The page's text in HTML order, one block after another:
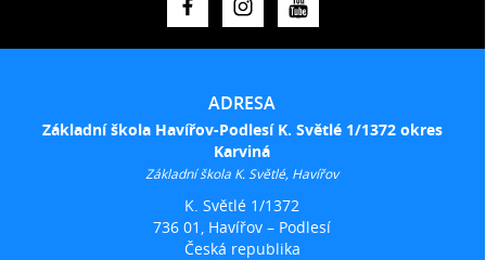
ADRESA
Základní škola Havířov-Podlesí K. Světlé 1/1372 okres
Karviná
Základní škola K. Světlé, Havířov
K. Světlé 1/1372
736 01, Havířov – Podlesí
Česká republika